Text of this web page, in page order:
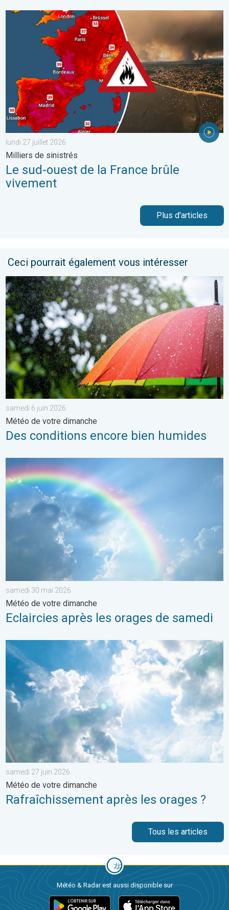
Le sud-ouest de la France brûle vivement. Milliers de sinistrés.
lundi 27 juillet 2026
Milliers de sinistrés
Le sud-ouest de la France brûle
vivement
Plus d'articles
Ceci pourrait également vous intéresser
Des conditions encore bien humides. Météo de votre
samedi 6 juin 2026
Météo de votre dimanche
Des conditions encore bien humides
Eclaircies après les orages de samedi. Météo de votre
samedi 30 mai 2026
Météo de votre dimanche
Eclaircies après les orages de samedi
Rafraîchissement après les orages ?. Météo de votre
samedi 27 juin 2026
Météo de votre dimanche
Rafraîchissement après les orages ?
Tous les articles
Météo & Radar est aussi disponible sur